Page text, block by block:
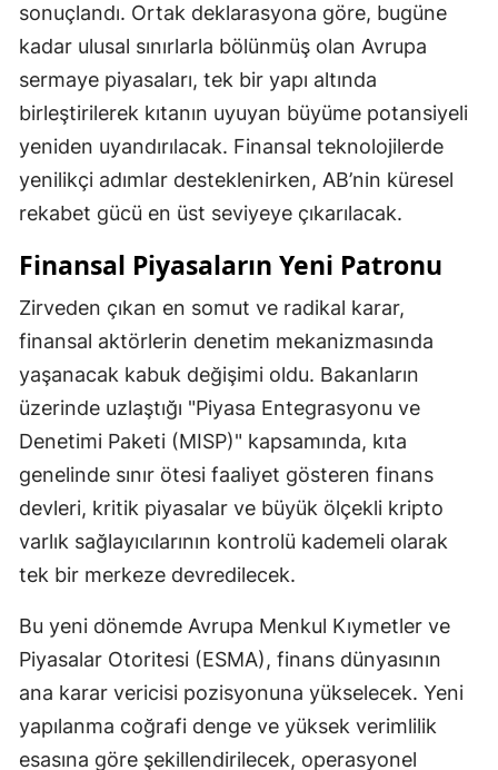
sonuçlandı. Ortak deklarasyona göre, bugüne
kadar ulusal sınırlarla bölünmüş olan Avrupa
sermaye piyasaları, tek bir yapı altında
birleştirilerek kıtanın uyuyan büyüme potansiyeli
yeniden uyandırılacak. Finansal teknolojilerde
yenilikçi adımlar desteklenirken, AB’nin küresel
rekabet gücü en üst seviyeye çıkarılacak.
Finansal Piyasaların Yeni Patronu
Zirveden çıkan en somut ve radikal karar,
finansal aktörlerin denetim mekanizmasında
yaşanacak kabuk değişimi oldu. Bakanların
üzerinde uzlaştığı "Piyasa Entegrasyonu ve
Denetimi Paketi (MISP)" kapsamında, kıta
genelinde sınır ötesi faaliyet gösteren finans
devleri, kritik piyasalar ve büyük ölçekli kripto
varlık sağlayıcılarının kontrolü kademeli olarak
tek bir merkeze devredilecek.
Bu yeni dönemde Avrupa Menkul Kıymetler ve
Piyasalar Otoritesi (ESMA), finans dünyasının
ana karar vericisi pozisyonuna yükselecek. Yeni
yapılanma coğrafi denge ve yüksek verimlilik
esasına göre şekillendirilecek, operasyonel